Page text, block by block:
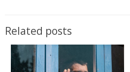
Related posts